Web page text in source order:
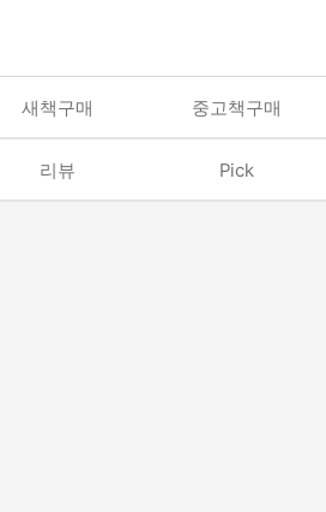
새책구매 중고책구매
리뷰 Pick